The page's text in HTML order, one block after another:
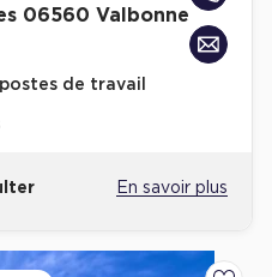
06560 Valbonne
de travail
En savoir plus